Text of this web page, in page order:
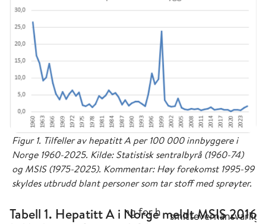
Figur 1. Tilfeller av hepatitt A per 100 000 innbyggere i
Norge 1960-2025. Kilde: Statistisk sentralbyrå (1960-74)
og MSIS (1975-2025). Kommentar: Høy forekomst 1995-99
skyldes utbrudd blant personer som tar stoff med sprøyter.
Tabell 1. Hepatitt A i Norge meldt MSIS